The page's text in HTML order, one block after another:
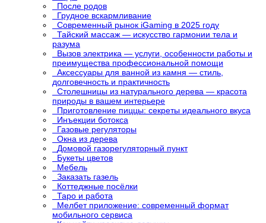
После родов
Грудное вскармливание
Современный рынок iGaming в 2025 году
Тайский массаж — искусство гармонии тела и
разума
Вызов электрика — услуги, особенности работы и
преимущества профессиональной помощи
Аксессуары для ванной из камня — стиль,
долговечность и практичность
Столешницы из натурального дерева — красота
природы в вашем интерьере
Приготовление пиццы: секреты идеального вкуса
Инъекции ботокса
Газовые регуляторы
Окна из дерева
Домовой газорегуляторный пункт
Букеты цветов
Мебель
Заказать газель
Коттеджные посёлки
Таро и работа
Мелбет приложение: современный формат
мобильного сервиса